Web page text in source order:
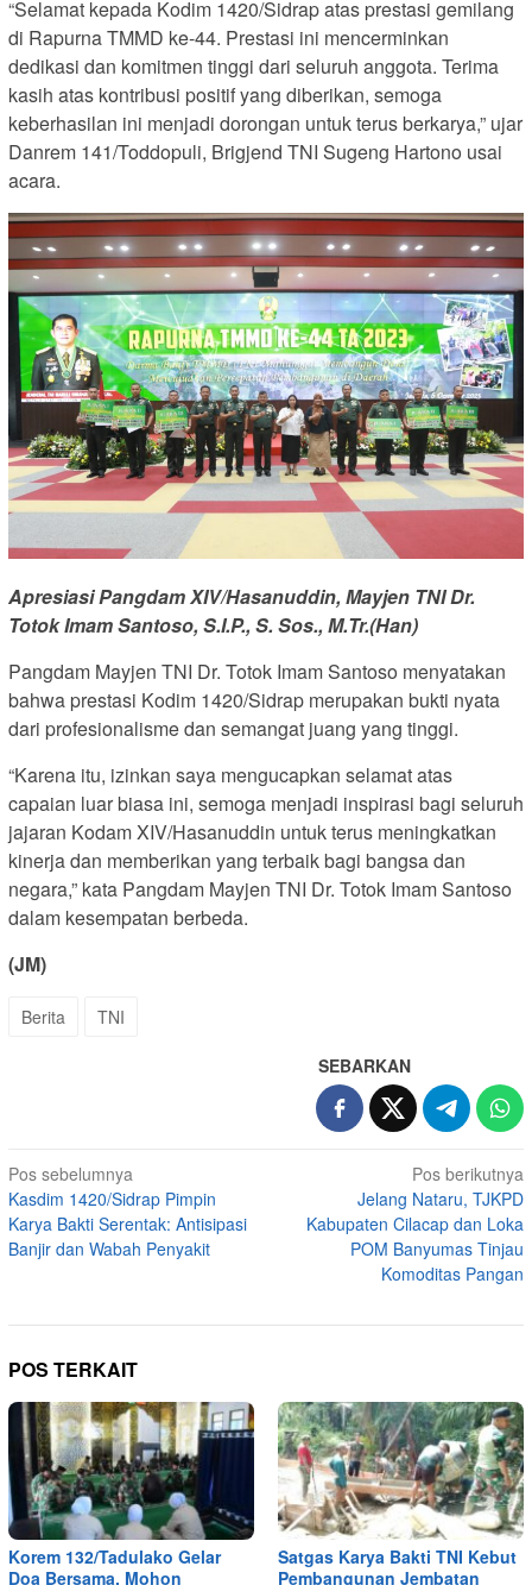
“Selamat kepada Kodim 1420/Sidrap atas prestasi gemilang
di Rapurna TMMD ke-44. Prestasi ini mencerminkan
dedikasi dan komitmen tinggi dari seluruh anggota. Terima
kasih atas kontribusi positif yang diberikan, semoga
keberhasilan ini menjadi dorongan untuk terus berkarya,” ujar
Danrem 141/Toddopuli, Brigjend TNI Sugeng Hartono usai
acara.
Apresiasi Pangdam XIV/Hasanuddin, Mayjen TNI Dr.
Totok Imam Santoso, S.I.P., S. Sos., M.Tr.(Han)
Pangdam Mayjen TNI Dr. Totok Imam Santoso menyatakan
bahwa prestasi Kodim 1420/Sidrap merupakan bukti nyata
dari profesionalisme dan semangat juang yang tinggi.
“Karena itu, izinkan saya mengucapkan selamat atas
capaian luar biasa ini, semoga menjadi inspirasi bagi seluruh
jajaran Kodam XIV/Hasanuddin untuk terus meningkatkan
kinerja dan memberikan yang terbaik bagi bangsa dan
negara,” kata Pangdam Mayjen TNI Dr. Totok Imam Santoso
dalam kesempatan berbeda.
(JM)
Berita TNI
SEBARKAN
Navigasi
pos
Pos sebelumnya
Kasdim 1420/Sidrap Pimpin
Karya Bakti Serentak: Antisipasi
Banjir dan Wabah Penyakit
Pos berikutnya
Jelang Nataru, TJKPD
Kabupaten Cilacap dan Loka
POM Banyumas Tinjau
Komoditas Pangan
POS TERKAIT
Korem 132/Tadulako Gelar
Doa Bersama, Mohon
Satgas Karya Bakti TNI Kebut
Pembangunan Jembatan